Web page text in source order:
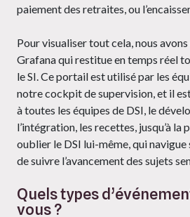
paiement des retraites, ou
Pour visualiser tout cela, nous
Grafana qui restitue en temps réel
le SI. Ce portail est utilisé par les
notre cockpit de supervision, et il
à toutes les équipes de DSI, le
l’intégration, les recettes, jusqu’à la
oublier le DSI lui-même, qui
de suivre l’avancement des sujets
Quels types
vous ?